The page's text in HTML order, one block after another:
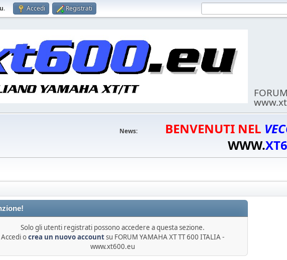
. Accedi Registrati
News: BENVENUTI NEL
WWW.
Solo gli utenti registrati possono accedere a questa sezione.
Accedi ocrea un nuovo accountsu FORUM YAMAHA XT TT 600 ITALIA -
www.xt600.eu